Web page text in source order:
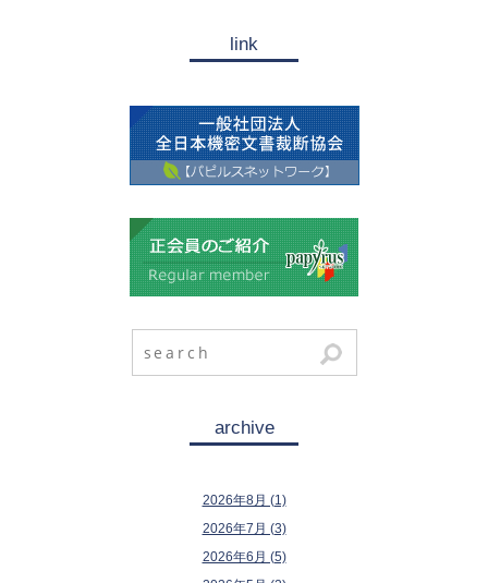
link
archive
2026年8月 (1)
2026年7月 (3)
2026年6月 (5)